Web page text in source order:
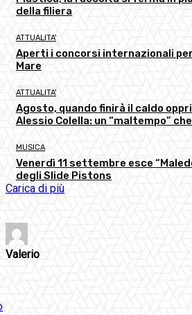
della filiera
ATTUALITA'
Aperti i concorsi internazionali
Mare
ATTUALITA'
Agosto, quando finirà il caldo
Alessio Colella: un “maltempo”
MUSICA
Venerdì 11 settembre esce
degli Slide Pistons
Carica di più
Valerio